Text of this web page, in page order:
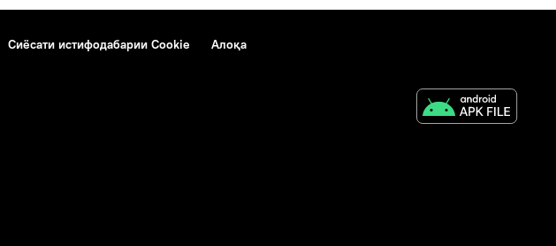
Сиёсати истифодабарии Cookie Алоқа